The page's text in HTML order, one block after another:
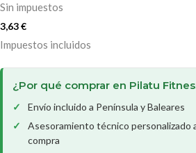
Sin impuestos
3,63€
Impuestos incluidos
¿Por qué comprar en Pilatu
Envío incluido a Península y Baleares
Asesoramiento técnico personalizado
compra